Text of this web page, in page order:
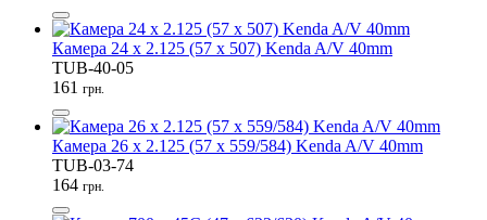
Камера 24 x 2.125 (57 x 507) Kenda A/V 40mm
TUB-40-05
161 грн.
Камера 26 x 2.125 (57 x 559/584) Kenda A/V 40mm
TUB-03-74
164 грн.